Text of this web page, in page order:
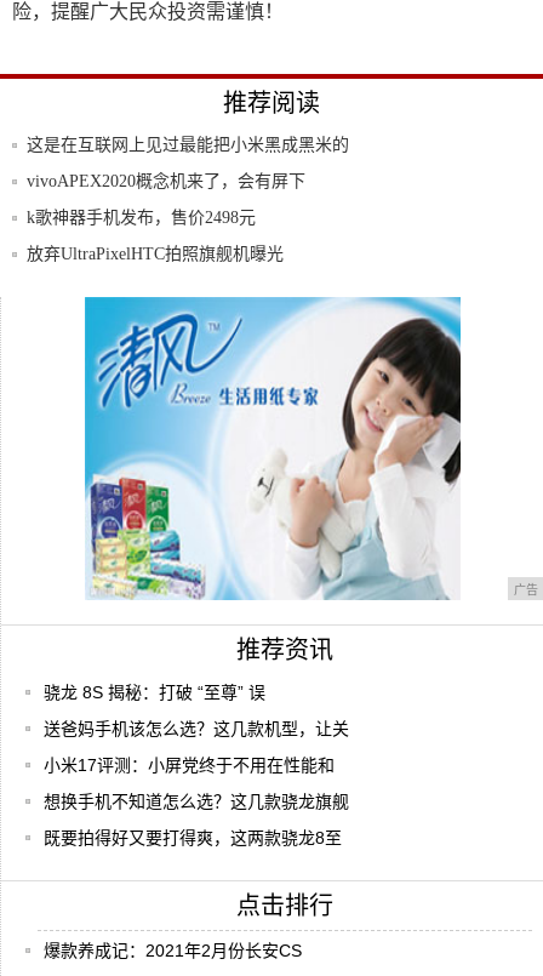
险，提醒广大民众投资需谨慎！
推荐阅读
这是在互联网上见过最能把小米黑成黑米的
段子!
vivoAPEX2020概念机来了，会有屏下
k歌神器手机发布，售价2498元
放弃UltraPixelHTC拍照旗舰机曝光
不选贵只选对！小编力荐十款低价高配机
广告
推荐资讯
骁龙 8S 揭秘：打破 “至尊” 误
送爸妈手机该怎么选？这几款机型，让关
小米17评测：小屏党终于不用在性能和
想换手机不知道怎么选？这几款骁龙旗舰
既要拍得好又要打得爽，这两款骁龙8至
点击排行
爆款养成记：2021年2月份长安CS